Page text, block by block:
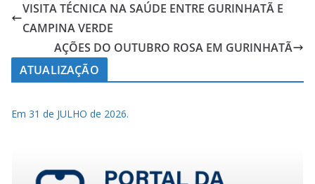
VISITA TÉCNICA NA SAÚDE ENTRE GURINHATÃ E
CAMPINA VERDE
AÇÕES DO OUTUBRO ROSA EM GURINHATÃ
ATUALIZAÇÃO
Em 31 de JULHO de 2026.